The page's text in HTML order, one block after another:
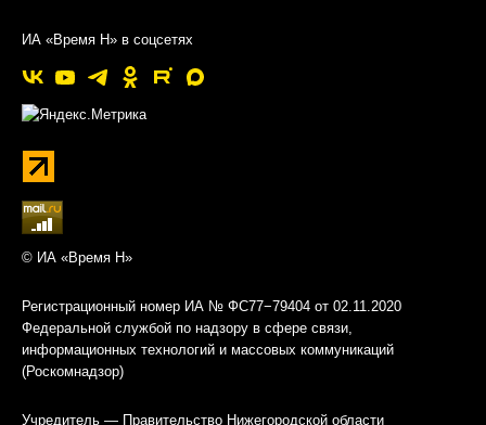
ИА «Время Н» в соцсетях
© ИА «Время Н»
Регистрационный номер ИА № ФС77−79404 от 02.11.2020
Федеральной службой по надзору в сфере связи,
информационных технологий и массовых коммуникаций
(Роскомнадзор)
Учредитель — Правительство Нижегородской области